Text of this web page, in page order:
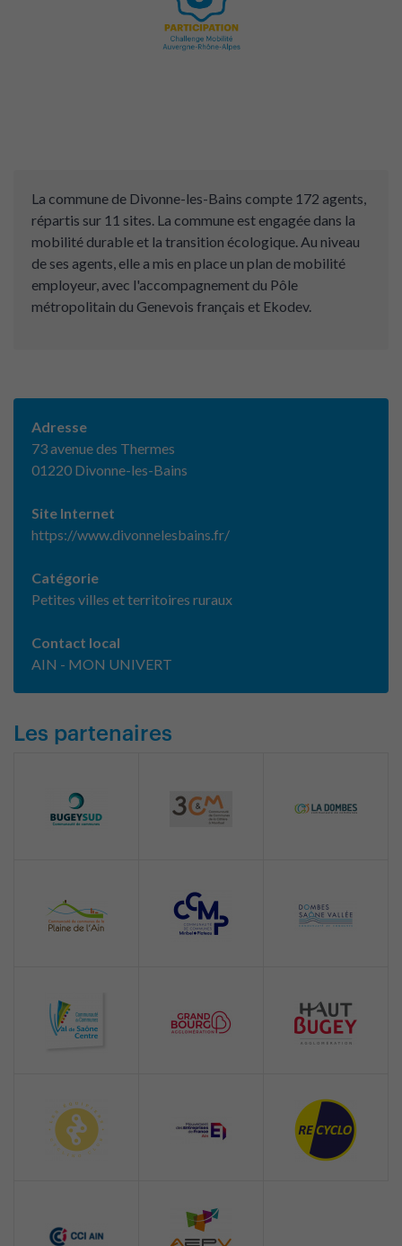
La commune de Divonne-les-Bains compte 172 agents,
répartis sur 11 sites. La commune est engagée dans la
mobilité durable et la transition écologique. Au niveau
de ses agents, elle a mis en place un plan de mobilité
employeur, avec l'accompagnement du Pôle
métropolitain du Genevois français et Ekodev.
Adresse
73 avenue des Thermes
01220 Divonne-les-Bains
Site Internet
https://www.divonnelesbains.fr/
Catégorie
Petites villes et territoires ruraux
Contact local
AIN - MON UNIVERT
Les partenaires